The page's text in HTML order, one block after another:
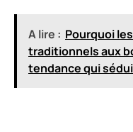
A lire : Pourquoi
traditionnels aux
tendance qui